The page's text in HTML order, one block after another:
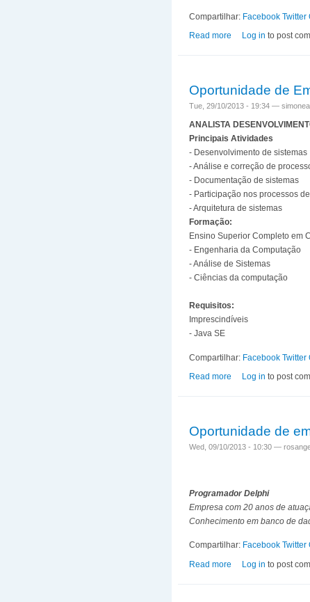
Compartilhar: Facebook Twitter
Read more about Aos
Log in to post
Oportunidade de
Tue, 29/10/2013 - 19:34 — simonea
ANALISTA
Principais Atividades
- Desenvolvimento de sistemas
- Análise e correção de
- Documentação de sistemas
- Participação nos processos
- Arquitetura de sistemas
Formação:
Ensino Superior Completo em
- Engenharia da Computação
- Análise de Sistemas
- Ciências da computação
Requisitos:
Imprescindíveis
- Java SE
Compartilhar: Facebook Twitter
Read more about Oportunidade
Log in to post
Oportunidade de
Wed, 09/10/2013 - 10:30 —
Programador Delphi
Empresa com 20 anos de
Conhecimento em banco de
Compartilhar: Facebook Twitter
Read more about Oportunidade
Log in to post